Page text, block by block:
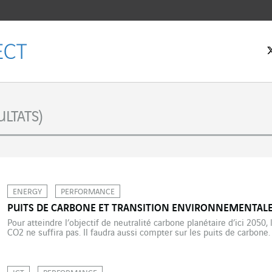
ENERGY PERFORMANCE
PUITS DE CARBONE ET TRANSITION
Pour atteindre l’objectif de neutralité carbone planétaire d’ici
CO2 ne suffira pas. Il faudra aussi compter sur les puits de carbone.